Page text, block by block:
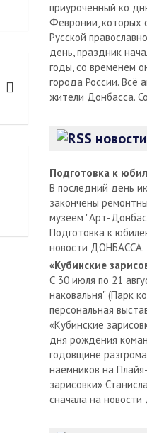
приуроченный ко
Февронии, которых
Русской
день, праздник
годы, со временем
города России. Всё
жители Донбасса.
Подготовка к
В последний день
закончены
музеем "Арт-
Подготовка к
новости ДОНБАССА.
«Кубинские
С 30 июля по 21
наковальня" (Парк
персональная
«Кубинские
дня рождения
годовщине
наемников на
зарисовки»
сначала на